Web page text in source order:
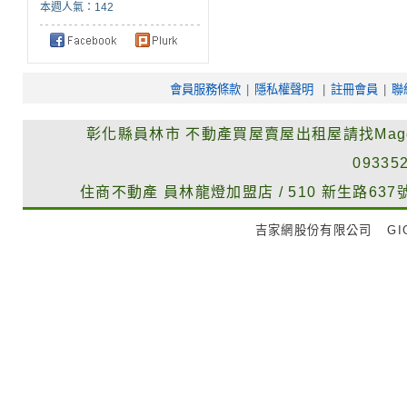
本週人氣：142
會員服務條款 隱私權聲明 註冊會員 聯
彰化縣員林市 不動產買屋賣屋出租屋請找
住商不動產 員林龍燈加盟店 /510 新生路637
吉家網股份有限公司